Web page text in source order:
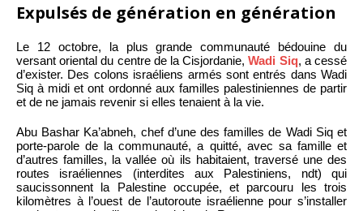
Expulsés de génération en génération
Le 12 octobre, la plus grande communauté bédouine du
versant oriental du centre de la Cisjordanie,Wadi Siq, a cessé
d’exister. Des colons israéliens armés sont entrés dans Wadi
Siq à midi et ont ordonné aux familles palestiniennes de partir
et de ne jamais revenir si elles tenaient à la vie.
Abu Bashar Ka’abneh, chef d’une des familles de Wadi Siq et
porte-parole de la communauté, a quitté, avec sa famille et
d’autres familles, la vallée où ils habitaient, traversé une des
routes israéliennes (interdites aux Palestiniens, ndt) qui
saucissonnent la Palestine occupée, et parcouru les trois
kilomètres à l’ouest de l’autoroute israélienne pour s’installer